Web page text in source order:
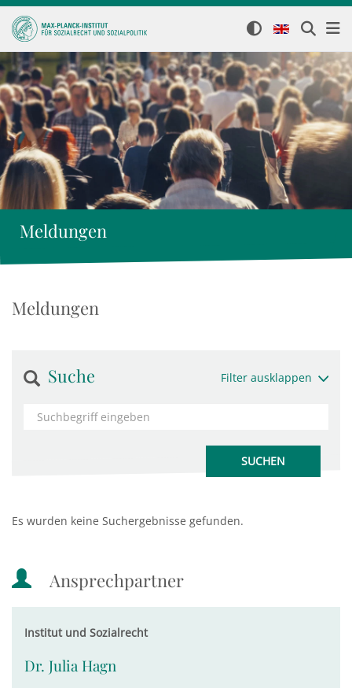
Meldungen
Meldungen
Suche Filter ausklappen
Es wurden keine Suchergebnisse gefunden.
Ansprechpartner
Institut und Sozialrecht
Dr. Julia Hagn